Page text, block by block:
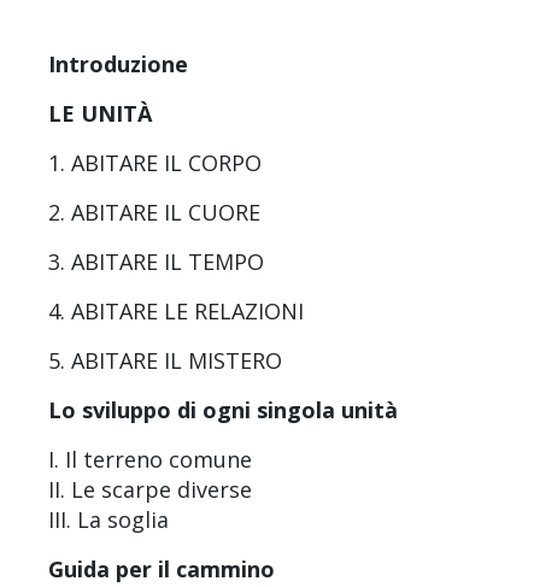
Introduzione
LE UNITÀ
1. ABITARE IL CORPO
2. ABITARE IL CUORE
3. ABITARE IL TEMPO
4. ABITARE LE RELAZIONI
5. ABITARE IL MISTERO
Lo sviluppo di ogni singola unità
I. Il terreno comune
II. Le scarpe diverse
III. La soglia
Guida per il cammino